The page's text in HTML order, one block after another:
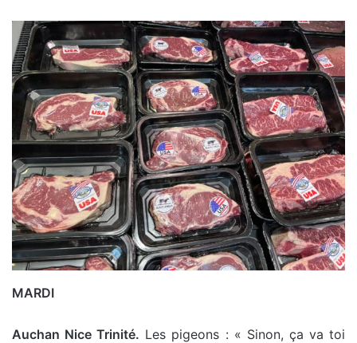
MARDI
Auchan Nice Trinité. Les pigeons : « Sinon, ça va toi